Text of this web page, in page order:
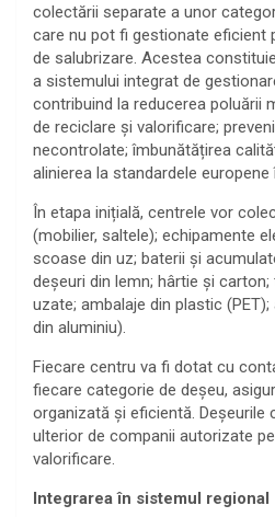
colectării separate a unor
care nu pot fi gestionate eficient
de salubrizare. Acestea
a sistemului integrat de
contribuind la reducerea poluării
de reciclare și valorificare;
necontrolate; îmbunătățirea
alinierea la standardele europene
În etapa inițială, centrele vor
(mobilier, saltele); echipamente
scoase din uz; baterii și
deșeuri din lemn; hârtie și
uzate; ambalaje din plastic
din aluminiu).
Fiecare centru va fi dotat cu
fiecare categorie de deșeu,
organizată și eficientă. Deșeurile
ulterior de companii autorizate
valorificare.
Integrarea în sistemul regional